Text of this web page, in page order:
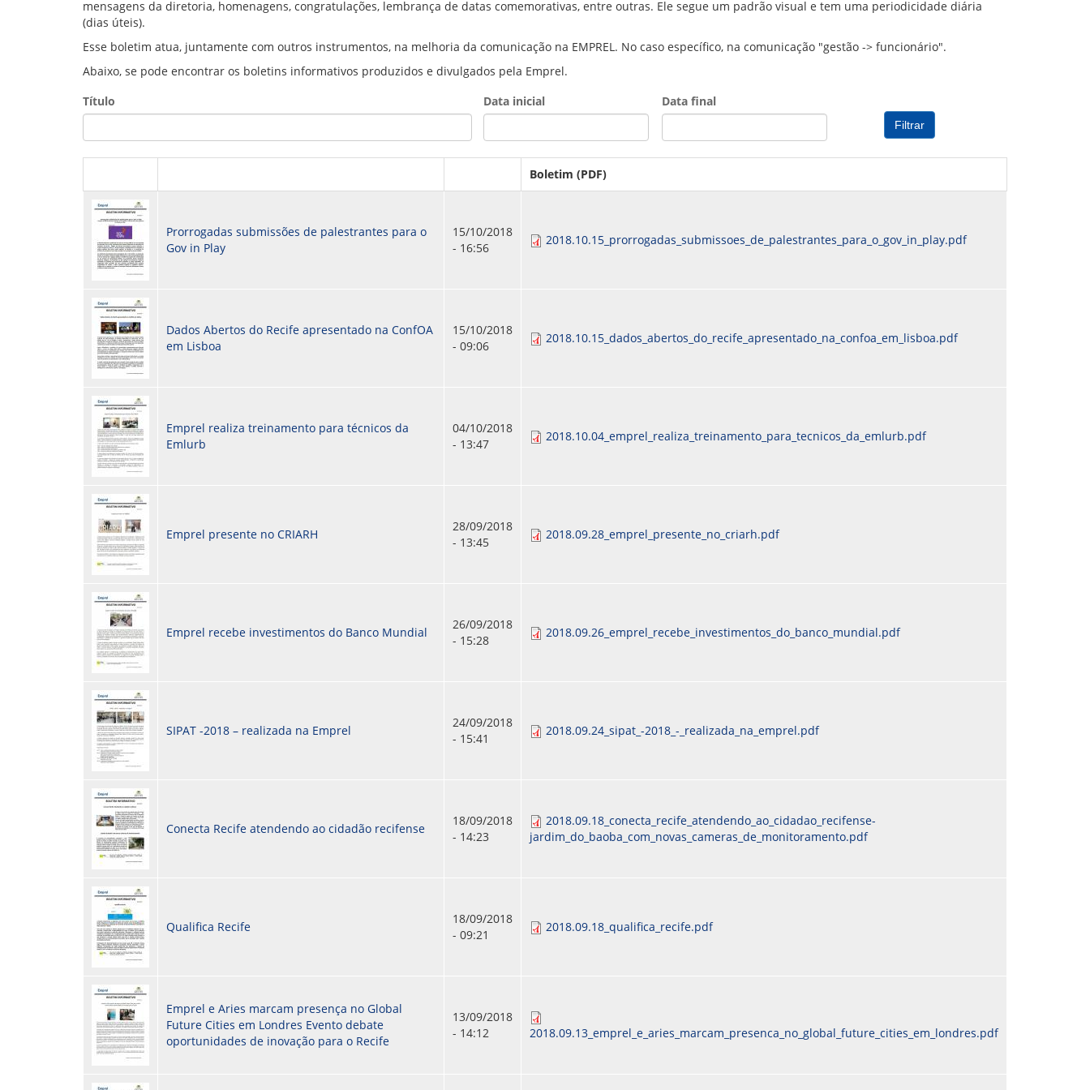
GOVERNANÇA
PPP - PERFIL PROFISSIOGRÁFICO PREVIDENCIÁRIO
PROGRAMA DE ESTAGIÁRIO
SAÚDE DO TRABALHADOR
MODELO
PUBLICAÇÕES
PORTARIAS
DIVERSOS
CHAMAMENTOS PÚBLICOS
mensagens da diretoria, homenagens, congratulações, lembrança de datas comemorativas, entre outras. Ele segue um padrão visual e tem uma periodicidade diária
(dias úteis).
Esse boletim atua, juntamente com outros instrumentos, na melhoria da comunicação na EMPREL. No caso específico, na comunicação "gestão -> funcionário".
Abaixo, se pode encontrar os boletins informativos produzidos e divulgados pela Emprel.
Título
Data inicial
Date
Data final
Date
Boletim (PDF)
Prorrogadas submissões de palestrantes para o
Gov in Play
15/10/2018
- 16:56
2018.10.15_prorrogadas_submissoes_de_palestrantes_para_o_gov_in_play.pdf
Dados Abertos do Recife apresentado na ConfOA
em Lisboa
15/10/2018
- 09:06
2018.10.15_dados_abertos_do_recife_apresentado_na_confoa_em_lisboa.pdf
Emprel realiza treinamento para técnicos da
Emlurb
04/10/2018
- 13:47
2018.10.04_emprel_realiza_treinamento_para_tecnicos_da_emlurb.pdf
Emprel presente no CRIARH
28/09/2018
- 13:45
2018.09.28_emprel_presente_no_criarh.pdf
Emprel recebe investimentos do Banco Mundial
26/09/2018
- 15:28
2018.09.26_emprel_recebe_investimentos_do_banco_mundial.pdf
SIPAT -2018 – realizada na Emprel
24/09/2018
- 15:41
2018.09.24_sipat_-2018_-_realizada_na_emprel.pdf
Conecta Recife atendendo ao cidadão recifense
18/09/2018
- 14:23
2018.09.18_conecta_recife_atendendo_ao_cidadao_recifense-
jardim_do_baoba_com_novas_cameras_de_monitoramento.pdf
Qualifica Recife
18/09/2018
- 09:21
2018.09.18_qualifica_recife.pdf
Emprel e Aries marcam presença no Global
Future Cities em Londres Evento debate
oportunidades de inovação para o Recife
13/09/2018
- 14:12
2018.09.13_emprel_e_aries_marcam_presenca_no_global_future_cities_em_londres.pdf